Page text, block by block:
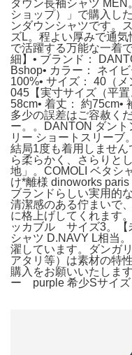
ダウン長袖シャツ
ショップ）」で購入し
ンダウンシャツです。
ズL。程よい厚みで通
で活躍する万能な一着
細】• ブランド：
Bshop• カラー： ネイ
100%• サイズ： 40（
045【実寸サイズ（平置
58cm• 着丈： 約75cm•
多少の誤差はご容赦く
ー。。DANTON ダン
リー ショートスリーブ
結局1度も着用しませ
ら柔らかく、さらりと
地」。COMOLI ベタシ
け*離様 dinoworks
ブランドらしい実用的
清潔感のある佇まいで
に格上げしてくれます
ッカブル サイズ3。【
シャツ D.NAVY L相当
濯しています。ダンガ
アタリ等）は素材の特
購入をお願いいたしま
ー purple 希少Sサイズ